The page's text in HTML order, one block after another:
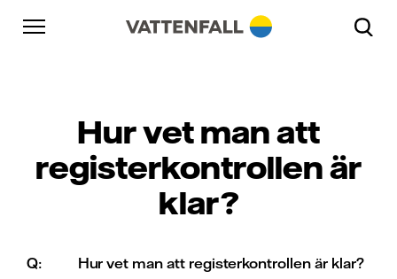
Skip to content
Gå till huvudnavigeringen
Gå till sidfoten
Hur vet man att
registerkontrollen är
klar?
Q: Hur vet man att registerkontrollen är klar?
Gå till huvudnavigeringen